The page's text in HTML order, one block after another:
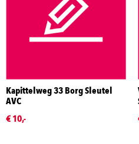
Kapittelweg 33 Borg Sleutel
AVC
€ 10,-